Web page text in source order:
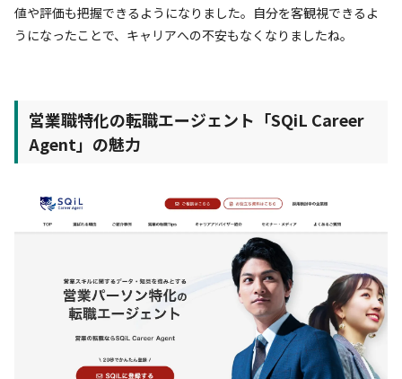
値や評価も把握できるようになりました。自分を客観視できるよ
うになったことで、キャリアへの不安もなくなりましたね。
営業職特化の転職エージェント「SQiL Career
Agent」の魅力